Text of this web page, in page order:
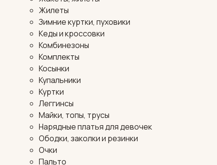
Жилеты
Зимние куртки, пуховики
Кеды и кроссовки
Комбинезоны
Комплекты
Косынки
Купальники
Куртки
Леггинсы
Майки, топы, трусы
Нарядные платья для девочек
Ободки, заколки и резинки
Очки
Пальто